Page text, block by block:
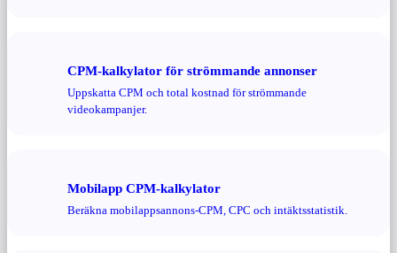
CPM-kalkylator för strömmande annonser
Uppskatta CPM och total kostnad för strömmande
videokampanjer.
Mobilapp CPM-kalkylator
Beräkna mobilappsannons-CPM, CPC och intäktsstatistik.